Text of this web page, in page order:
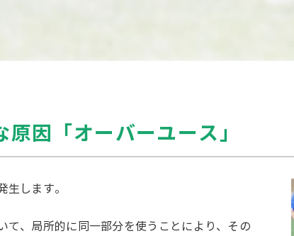
因「オーバーユース」
生します。
て、局所的に同一部分を使うことにより、その